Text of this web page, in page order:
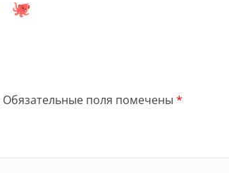
Обязательные поля помечены *